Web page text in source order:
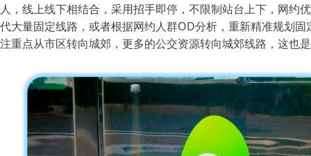
人，线上线下相结合，采用招手即停，不限制站台上下，网约
代大量固定线路，或者根据网约人群OD分析，重新精准规划
注重点从市区转向城郊，更多的公交资源转向城郊线路，这也